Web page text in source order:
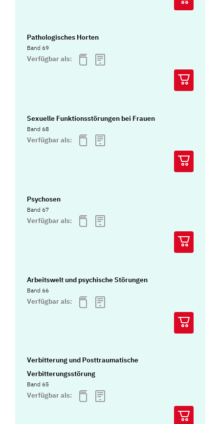
Pathologisches Horten
Band 69
Verfügbar als:
Sexuelle Funktionsstörungen bei Frauen
Band 68
Verfügbar als:
Psychosen
Band 67
Verfügbar als:
Arbeitswelt und psychische Störungen
Band 66
Verfügbar als:
Verbitterung und Posttraumatische
Verbitterungsstörung
Band 65
Verfügbar als: